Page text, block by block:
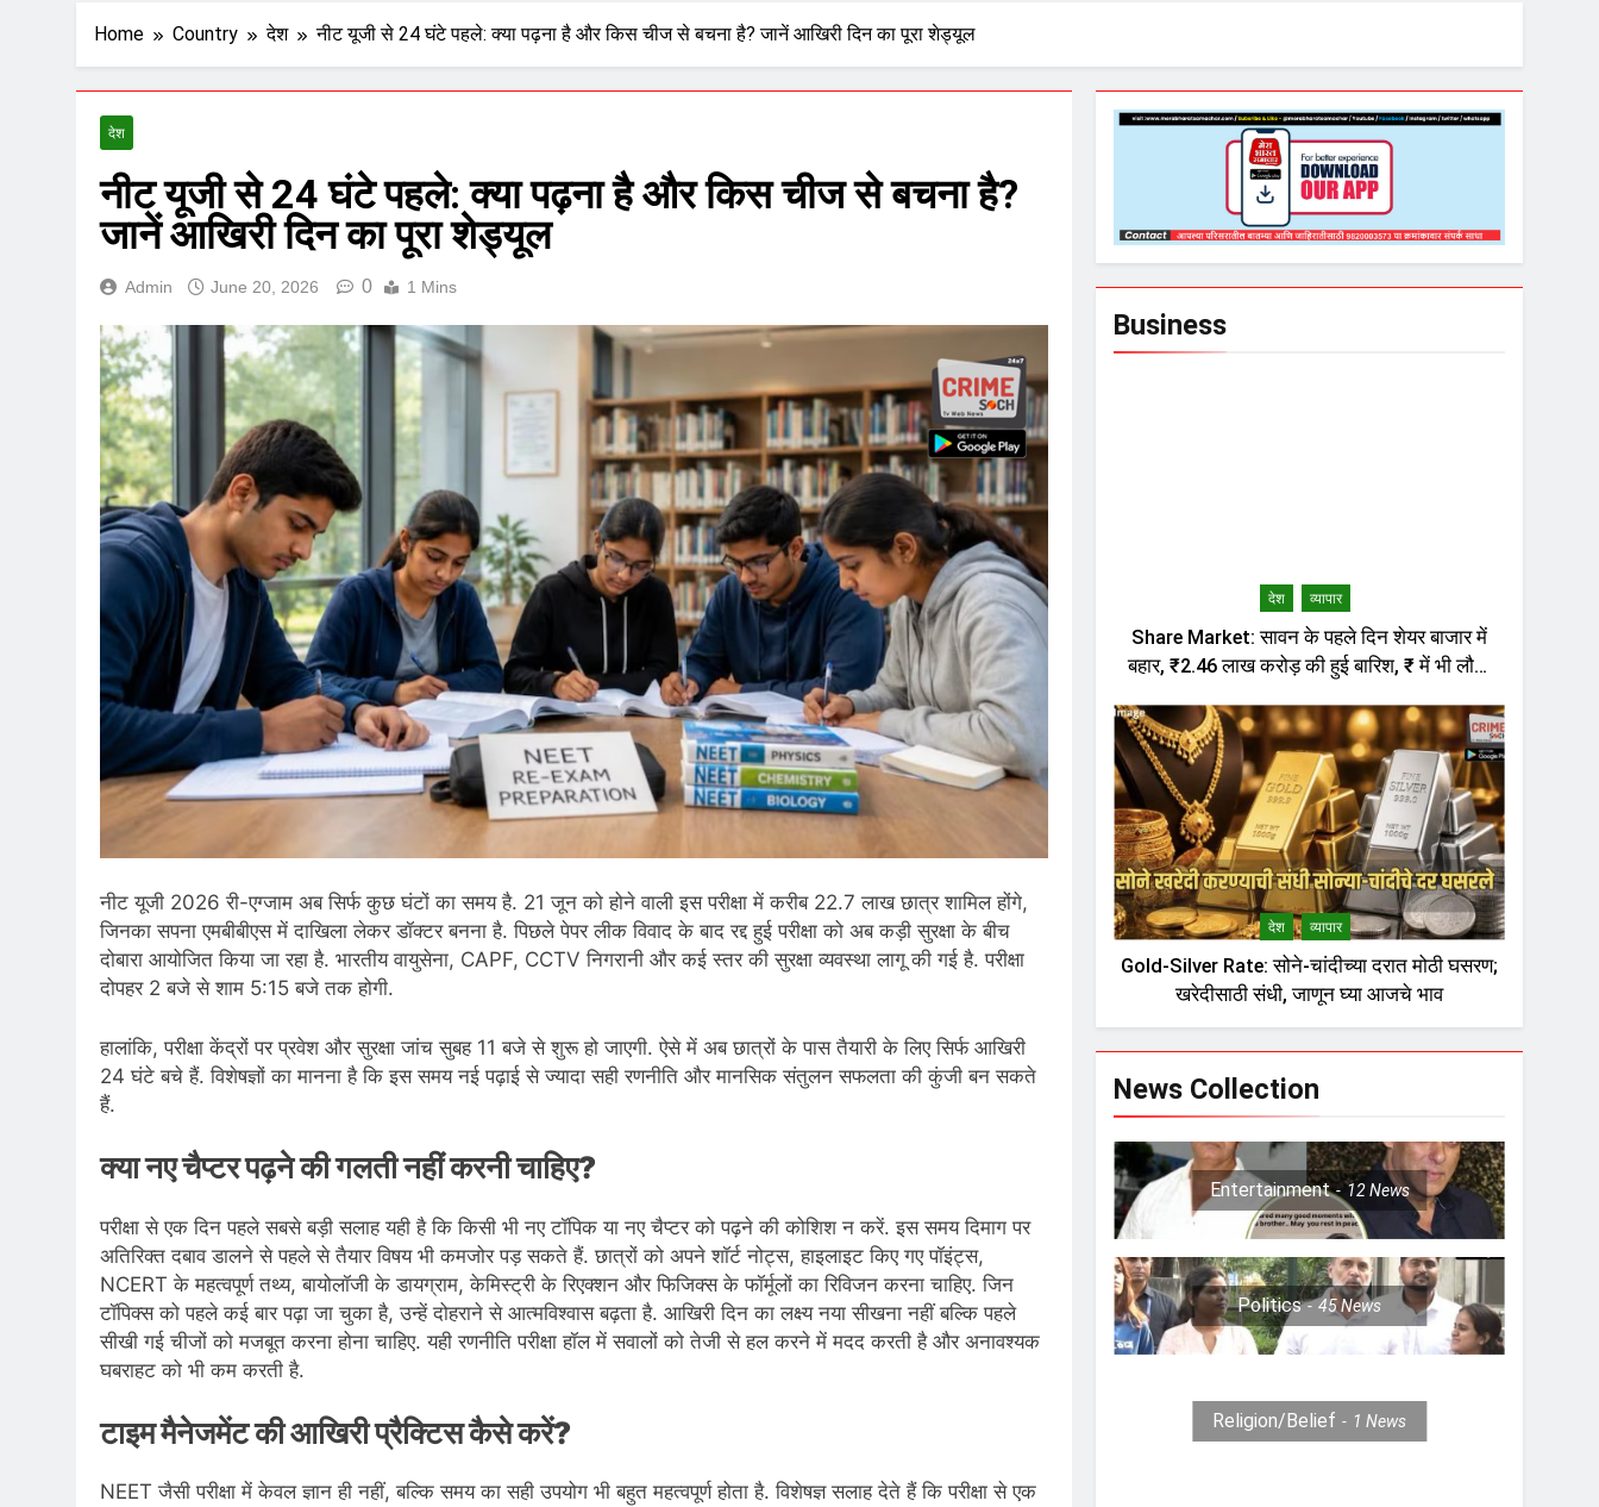
Home Country देश नीट यूजी से 24 घंटे पहले: क्या पढ़ना है और किस चीज से बचना है? जानें आखिरी दिन का पूरा शेड्यूल
देश
नीट यूजी से 24 घंटे पहले: क्या पढ़ना है और किस चीज से बचना है?
जानें आखिरी दिन का पूरा शेड्यूल
Admin June 20, 2026 0 1 Mins
नीट यूजी 2026 री-एग्जाम अब सिर्फ कुछ घंटों का समय है. 21 जून को होने वाली इस परीक्षा में करीब 22.7 लाख छात्र शामिल होंगे,
जिनका सपना एमबीबीएस में दाखिला लेकर डॉक्टर बनना है. पिछले पेपर लीक विवाद के बाद रद्द हुई परीक्षा को अब कड़ी सुरक्षा के बीच
दोबारा आयोजित किया जा रहा है. भारतीय वायुसेना, CAPF, CCTV निगरानी और कई स्तर की सुरक्षा व्यवस्था लागू की गई है. परीक्षा
दोपहर 2 बजे से शाम 5:15 बजे तक होगी.
हालांकि, परीक्षा केंद्रों पर प्रवेश और सुरक्षा जांच सुबह 11 बजे से शुरू हो जाएगी. ऐसे में अब छात्रों के पास तैयारी के लिए सिर्फ आखिरी
24 घंटे बचे हैं. विशेषज्ञों का मानना है कि इस समय नई पढ़ाई से ज्यादा सही रणनीति और मानसिक संतुलन सफलता की कुंजी बन सकते
हैं.
क्या नए चैप्टर पढ़ने की गलती नहीं करनी चाहिए?
परीक्षा से एक दिन पहले सबसे बड़ी सलाह यही है कि किसी भी नए टॉपिक या नए चैप्टर को पढ़ने की कोशिश न करें. इस समय दिमाग पर
अतिरिक्त दबाव डालने से पहले से तैयार विषय भी कमजोर पड़ सकते हैं. छात्रों को अपने शॉर्ट नोट्स, हाइलाइट किए गए पॉइंट्स,
NCERT के महत्वपूर्ण तथ्य, बायोलॉजी के डायग्राम, केमिस्ट्री के रिएक्शन और फिजिक्स के फॉर्मूलों का रिविजन करना चाहिए. जिन
टॉपिक्स को पहले कई बार पढ़ा जा चुका है, उन्हें दोहराने से आत्मविश्वास बढ़ता है. आखिरी दिन का लक्ष्य नया सीखना नहीं बल्कि पहले
सीखी गई चीजों को मजबूत करना होना चाहिए. यही रणनीति परीक्षा हॉल में सवालों को तेजी से हल करने में मदद करती है और अनावश्यक
घबराहट को भी कम करती है.
टाइम मैनेजमेंट की आखिरी प्रैक्टिस कैसे करें?
NEET जैसी परीक्षा में केवल ज्ञान ही नहीं, बल्कि समय का सही उपयोग भी बहुत महत्वपूर्ण होता है. विशेषज्ञ सलाह देते हैं कि परीक्षा से एक
Business
देश व्यापार
Share Market: सावन के पहले दिन शेयर बाजार में
बहार, ₹2.46 लाख करोड़ की हुई बारिश, ₹ में भी लौटी
देश व्यापार
Gold-Silver Rate: सोने-चांदीच्या दरात मोठी घसरण;
खरेदीसाठी संधी, जाणून घ्या आजचे भाव
News Collection
Entertainment 12News
Politics 45News
Religion/Belief 1News